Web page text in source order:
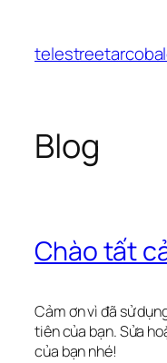
phần
Blog
Chào tất
Cảm ơn vì đã sử
tiên của bạn. Sửa
của bạn nhé!